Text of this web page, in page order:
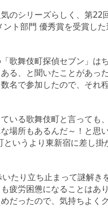
のシリーズらしく、第22
ト部門 優秀賞を受賞し
歌舞伎町探偵セブン」は
る、と聞いたことがあっ
名で参加したので、それ
いる歌舞伎町と言っても
場所もあるんだ～！と思
というより東新宿に差し掛
たり立ち止まって謎解き
疲労困憊になることはあ
だったので、気持ちよく